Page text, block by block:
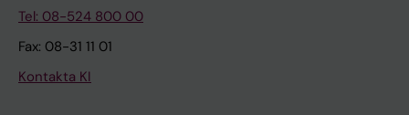
Tel: 08-524 800 00
Fax: 08-31 11 01
Kontakta KI